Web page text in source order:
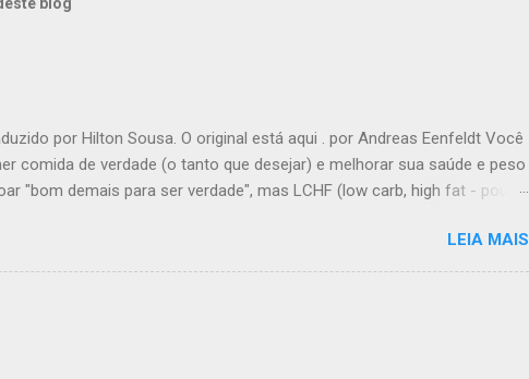
blog
por Hilton Sousa. O original está aqui . por Andreas Eenfeldt Você
comida de verdade (o tanto que desejar) e melhorar sua saúde e peso
"bom demais para ser verdade", mas LCHF (low carb, high fat - pouco
moderna lhe dá suporte com provas de que funciona. Não é preciso
comida, nem contar calorias, nem "substituições de refeições" bizarras,
Há apenas comida de verdade e bom senso. E toda a informação
LEIA MAIS